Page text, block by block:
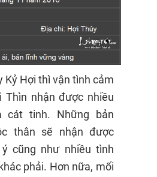
Kỷ Hợi thì vận tình cảm
Thìn nhận được nhiều
cát tinh. Những bản
thân sẽ nhận được
cũng như nhiều tình
phải. Hơn nữa, mối